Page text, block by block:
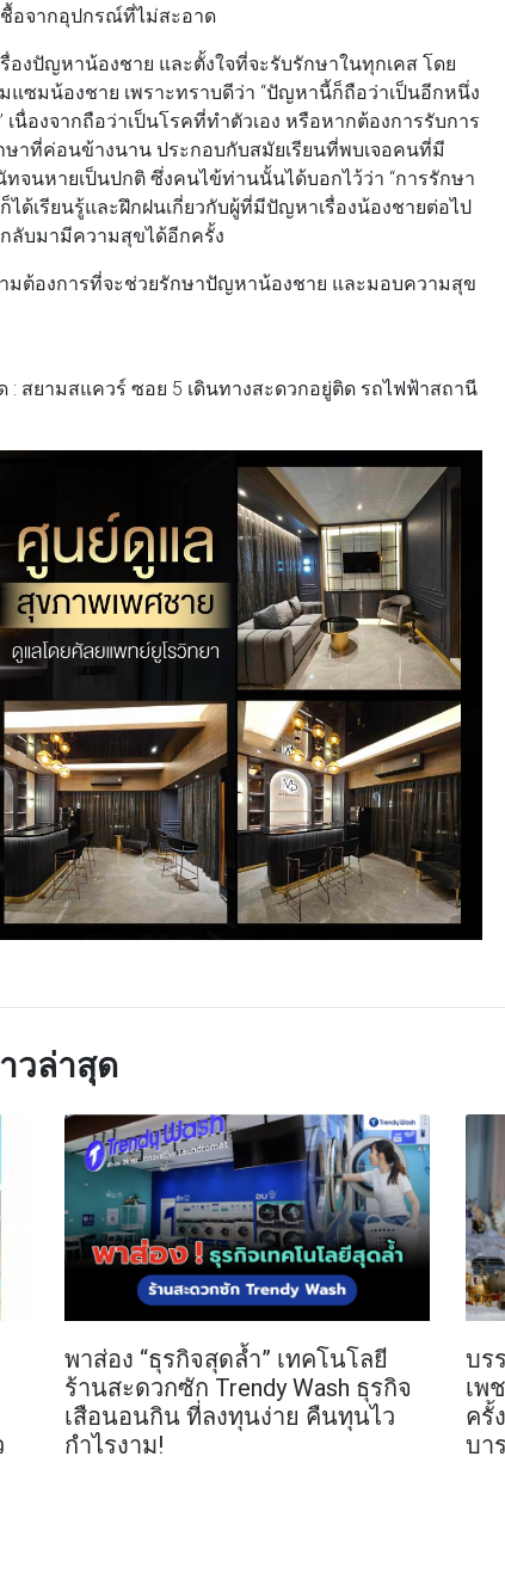
อจากอุปกรณ์ที่ไม่สะอาด
ปัญหาน้องชาย และตั้งใจที่จะรับรักษาในทุกเคส โดย
ซมน้องชาย เพราะทราบดีว่า “ปัญหานี้ก็ถือว่าเป็นอีกหนึ่ง
นื่องจากถือว่าเป็นโรคที่ทำตัวเอง หรือหากต้องการรับการ
ษาที่ค่อนข้างนาน ประกอบกับสมัยเรียนที่พบเจอคนที่มี
นหายเป็นปกติ ซึ่งคนไข้ท่านนั้นได้บอกไว้ว่า “การรักษา
ด้เรียนรู้และฝึกฝนเกี่ยวกับผู้ที่มีปัญหาเรื่องน้องชายต่อไป
ลับมามีความสุขได้อีกครั้ง
ามต้องการที่จะช่วยรักษาปัญหาน้องชาย และมอบความสุข
: สยามสแควร์ ซอย 5 เดินทางสะดวกอยู่ติด รถไฟฟ้าสถานี
วล่าสุด
พาส่อง “ธุรกิจสุดล้ำ” เทคโนโลยี
ร้านสะดวกซัก Trendy Wash ธุรกิจ
เสือนอนกิน ที่ลงทุนง่าย คืนทุนไว
กำไรงาม!
บร
เพ
ครั้
บา